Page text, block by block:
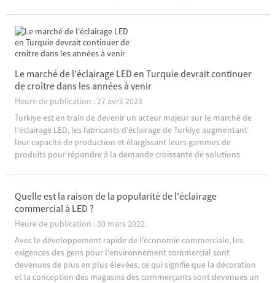
technologies économes en énergie doivent être adoptés,...
Le marché de l'éclairage LED en Turquie devrait continuer
de croître dans les années à venir
Heure de publication : 27 avril 2023
Turkiye est en train de devenir un acteur majeur sur le marché de
l'éclairage LED, les fabricants d'éclairage de Turkiye augmentant
leur capacité de production et élargissant leurs gammes de
produits pour répondre à la demande croissante de solutions
ministère turc de l'énergie et ...
Quelle est la raison de la popularité de l'éclairage
commercial à LED ?
Heure de publication : 30 mars 2022
Avec le développement rapide de l'économie commerciale, les
exigences des gens pour l'environnement commercial sont
devenues de plus en plus élevées, ce qui signifie que la décoration
et la conception des magasins des commerçants sont devenues un